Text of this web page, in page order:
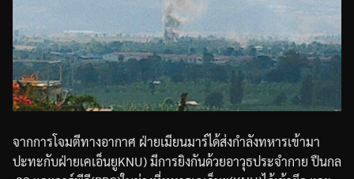
จากการโจมตีทางอากาศ ฝ่ายเมียนมาร์ได้ส่งกำลังทหารเข้ามา
ปะทะกับฝ่ายเคเอ็นยูKNU)มีการยิงกันด้วยอาวุธประจำกาย ปืนกล